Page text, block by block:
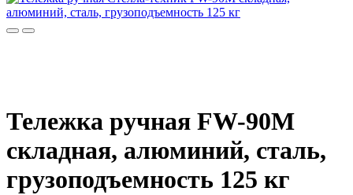
Тележка ручная FW-90M
складная, алюминий, сталь,
грузоподъемность 125 кг